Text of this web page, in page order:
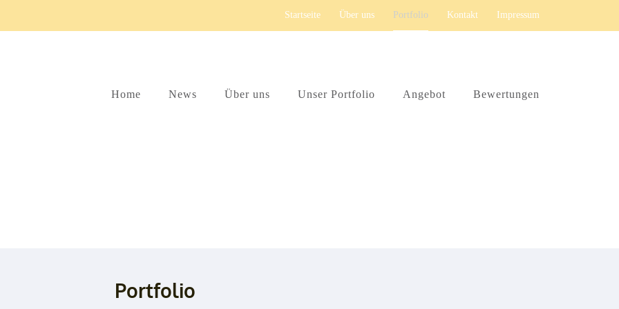
Startseite Über uns Portfolio Kontakt Impressum
Home News Über uns Unser Portfolio Angebot Bewertungen
Portfolio